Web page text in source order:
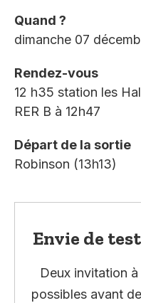
Quand ?
dimanche 07
Rendez-vous
12 h35 station les
RER B à 12h47
Départ de la sortie
Robinson (13h13)
Envie de
Deux invitation
possibles avant